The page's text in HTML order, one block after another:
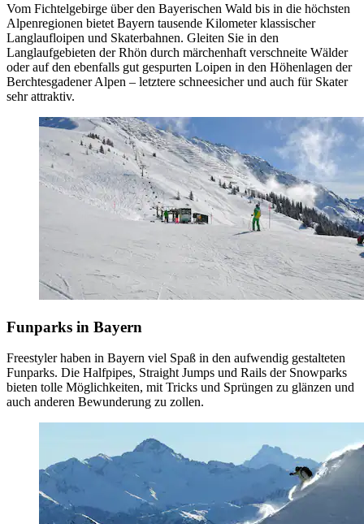
Vom Fichtelgebirge über den Bayerischen Wald bis in die höchsten
Alpenregionen bietet Bayern tausende Kilometer klassischer
Langlaufloipen und Skaterbahnen. Gleiten Sie in den
Langlaufgebieten der Rhön durch märchenhaft verschneite Wälder
oder auf den ebenfalls gut gespurten Loipen in den Höhenlagen der
Berchtesgadener Alpen – letztere schneesicher und auch für Skater
sehr attraktiv.
Funparks in Bayern
Freestyler haben in Bayern viel Spaß in den aufwendig gestalteten
Funparks. Die Halfpipes, Straight Jumps und Rails der Snowparks
bieten tolle Möglichkeiten, mit Tricks und Sprüngen zu glänzen und
auch anderen Bewunderung zu zollen.